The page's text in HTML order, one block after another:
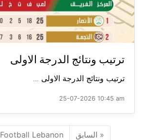
ترتيب ونتائج الدرجة الاولى
ترتيب ونتائج الدرجة الاولى ...
25-07-2026 10:45 am
« السابق Football Lebanon